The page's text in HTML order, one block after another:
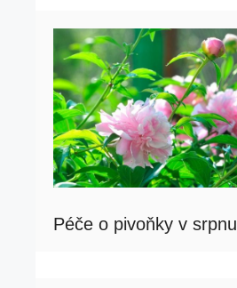
Péče o pivoňky v srpnu